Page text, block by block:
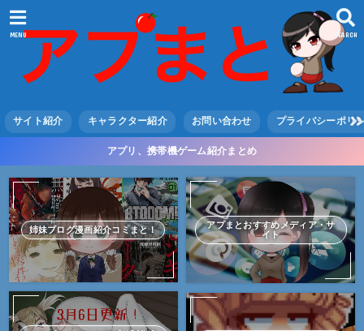
SEARCH
MENU
サイト紹介 キャラクター紹介 お問い合わせ プライバシーポリ
アプリ、携帯機ゲーム紹介まとめ
姉妹ブログ漫画紹介コミまと！
アプまとおすすめメディア・サ
イト